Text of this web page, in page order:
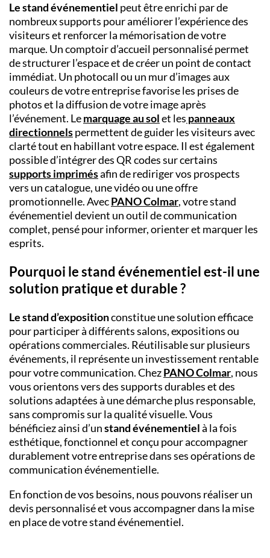
Le stand événementiel peut être enrichi par de
nombreux supports pour améliorer l’expérience des
visiteurs et renforcer la mémorisation de votre
marque. Un comptoir d’accueil personnalisé permet
de structurer l’espace et de créer un point de contact
immédiat. Un photocall ou un mur d’images aux
couleurs de votre entreprise favorise les prises de
photos et la diffusion de votre image après
l’événement. Lemarquage au solet les panneaux
directionnelspermettent de guider les visiteurs avec
clarté tout en habillant votre espace. Il est également
possible d’intégrer des QR codes sur certains
supports imprimésafin de rediriger vos prospects
vers un catalogue, une vidéo ou une offre
promotionnelle. AvecPANO Colmar, votre stand
événementiel devient un outil de communication
complet, pensé pour informer, orienter et marquer les
esprits.
Pourquoi le stand événementiel est-il une
solution pratique et durable ?
Le stand d’expositionconstitue une solution efficace
pour participer à différents salons, expositions ou
opérations commerciales. Réutilisable sur plusieurs
événements, il représente un investissement rentable
pour votre communication. ChezPANO Colmar, nous
vous orientons vers des supports durables et des
solutions adaptées à une démarche plus responsable,
sans compromis sur la qualité visuelle. Vous
bénéficiez ainsi d’unstand événementielà la fois
esthétique, fonctionnel et conçu pour accompagner
durablement votre entreprise dans ses opérations de
communication événementielle.
En fonction de vos besoins, nous pouvons réaliser un
devis personnalisé et vous accompagner dans la mise
en place de votre stand événementiel.